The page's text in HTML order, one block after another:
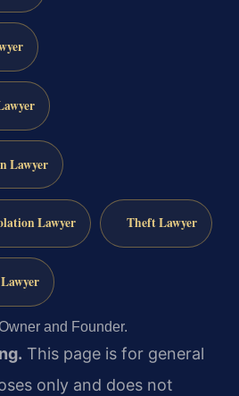
Lawyer
Lawyer Theft Lawyer
and Founder.
This page is for general
only and does not